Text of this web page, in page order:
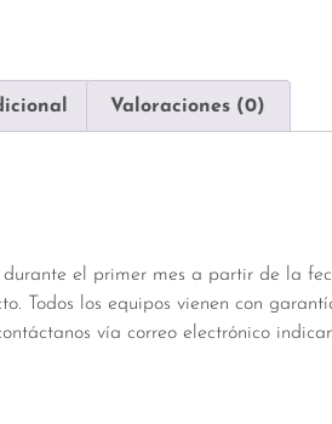
Valoraciones (0)
el primer mes a partir de la
Todos los equipos vienen con
vía correo electrónico